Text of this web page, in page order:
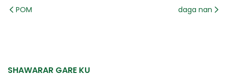
POM daga nan
SHAWARAR GARE KU